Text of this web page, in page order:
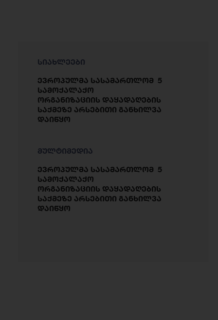
სიახლეები
ევროპულმა სასამართლომ 5
სამოქალაქო
ორგანიზაციის დაყადაღების
საქმეზე არსებითი განხილვა
დაიწყო
მულტიმედია
ევროპულმა სასამართლომ 5
სამოქალაქო
ორგანიზაციის დაყადაღების
საქმეზე არსებითი განხილვა
დაიწყო